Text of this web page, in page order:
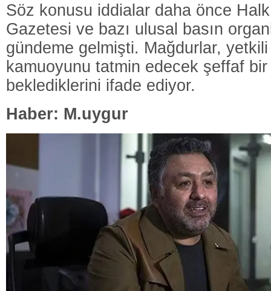
Söz konusu iddialar daha önce
Gazetesi ve bazı ulusal basın
gündeme gelmişti. Mağdurlar,
kamuoyunu tatmin edecek şeffaf bir
beklediklerini ifade ediyor.
Haber: M.uygur